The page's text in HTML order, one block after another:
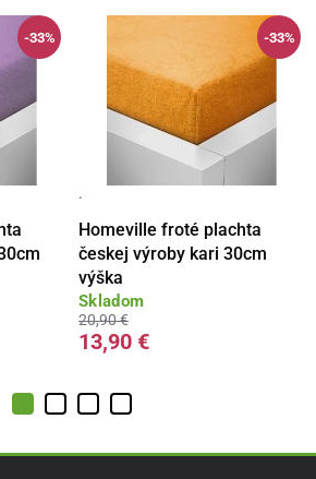
-33% -33%
·
Homeville froté plachta
českej výroby kari 30cm
výška
Skladom
20,90 €
13,90 €